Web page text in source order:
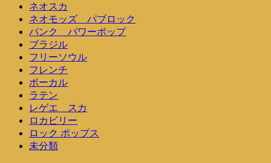
ネオスカ
ネオモッズ パブロック
パンク パワーポップ
ブラジル
フリーソウル
フレンチ
ボーカル
ラテン
レゲエ スカ
ロカビリー
ロック ポップス
未分類